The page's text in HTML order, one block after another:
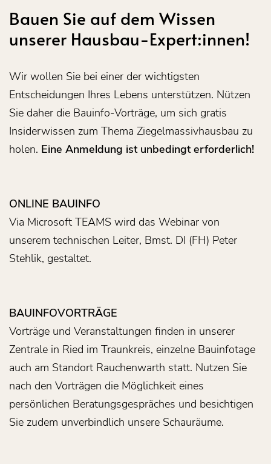
Bauen Sie auf dem Wissen
unserer Hausbau-Expert:innen!
Wir wollen Sie bei einer der wichtigsten
Entscheidungen Ihres Lebens unterstützen. Nützen
Sie daher die Bauinfo-Vorträge, um sich gratis
Insiderwissen zum Thema Ziegelmassivhausbau zu
holen. Eine Anmeldung ist unbedingt erforderlich!
ONLINE BAUINFO
Via Microsoft TEAMS wird das Webinar von
unserem technischen Leiter, Bmst. DI (FH) Peter
Stehlik, gestaltet.
BAUINFOVORTRÄGE
Vorträge und Veranstaltungen finden in unserer
Zentrale in Ried im Traunkreis, einzelne Bauinfotage
auch am Standort Rauchenwarth statt. Nutzen Sie
nach den Vorträgen die Möglichkeit eines
persönlichen Beratungsgespräches und besichtigen
Sie zudem unverbindlich unsere Schauräume.